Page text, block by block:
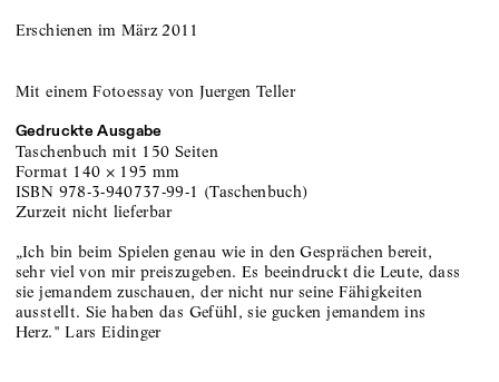
Erschienen im März 2011
Mit einem Fotoessay von Juergen Teller
Gedruckte Ausgabe
Taschenbuch mit 150 Seiten
Format 140 × 195 mm
ISBN 978-3-940737-99-1 (Taschenbuch)
zurzeit nicht lieferbar
„Ich bin beim Spielen genau wie in den Gesprächen bereit,
sehr viel von mir preiszugeben. Es beeindruckt die Leute, dass
sie jemandem zuschauen, der nicht nur seine Fähigkeiten
ausstellt. Sie haben das Gefühl, sie gucken jemandem ins
Herz." Lars Eidinger